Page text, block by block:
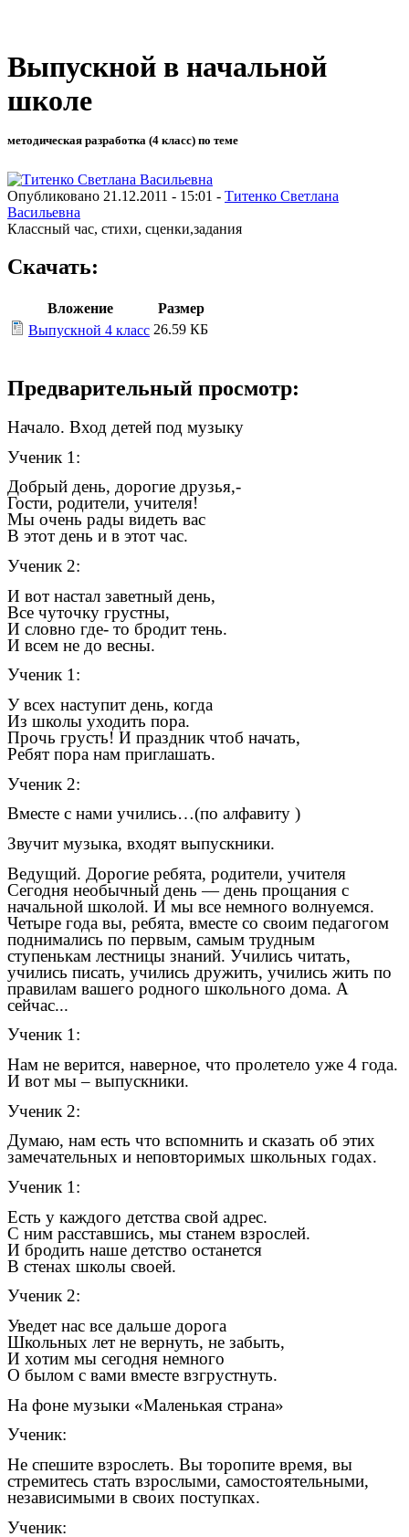
Выпускной в начальной
школе
методическая разработка (4 класс) по теме
Опубликовано 21.12.2011 - 15:01 - Титенко Светлана
Васильевна
Классный час, стихи, сценки,задания
Скачать:
Вложение
Размер
Выпускной 4 класс 26.59 КБ
Предварительный просмотр:
Начало. Вход детей под музыку
Ученик 1:
Добрый день, дорогие друзья,-
Гости, родители, учителя!
Мы очень рады видеть вас
В этот день и в этот час.
Ученик 2:
И вот настал заветный день,
Все чуточку грустны,
И словно где- то бродит тень.
И всем не до весны.
Ученик 1:
У всех наступит день, когда
Из школы уходить пора.
Прочь грусть! И праздник чтоб начать,
Ребят пора нам приглашать.
Ученик 2:
Вместе с нами учились…(по алфавиту )
Звучит музыка, входят выпускники.
Ведущий. Дорогие ребята, родители, учителя
Сегодня необычный день — день прощания с
начальной школой. И мы все немного волнуемся.
Четыре года вы, ребята, вместе со своим педагогом
поднимались по первым, самым трудным
ступенькам лестницы знаний. Учились читать,
учились писать, учились дружить, учились жить по
правилам вашего родного школьного дома. А
сейчас...
Ученик 1:
Нам не верится, наверное, что пролетело уже 4 года.
И вот мы – выпускники.
Ученик 2:
Думаю, нам есть что вспомнить и сказать об этих
замечательных и неповторимых школьных годах.
Ученик 1:
Есть у каждого детства свой адрес.
С ним расставшись, мы станем взрослей.
И бродить наше детство останется
В стенах школы своей.
Ученик 2:
Уведет нас все дальше дорога
Школьных лет не вернуть, не забыть,
И хотим мы сегодня немного
О былом с вами вместе взгрустнуть.
На фоне музыки «Маленькая страна»
Ученик:
Не спешите взрослеть. Вы торопите время, вы
стремитесь стать взрослыми, самостоятельными,
независимыми в своих поступках.
Ученик: